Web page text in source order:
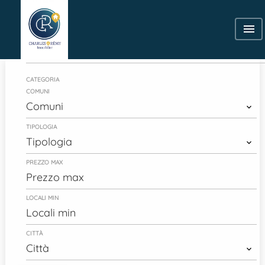
CATEGORIA
Vendita
COMUNI
Comuni
TIPOLOGIA
Tipologia
PREZZO MAX
LOCALI MIN
CITTÀ
Città